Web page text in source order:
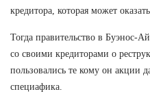
кредитора, которая может
Тогда правительство в Буэнос-
со своими кредиторами о
пользовались те кому он акции
специафика.